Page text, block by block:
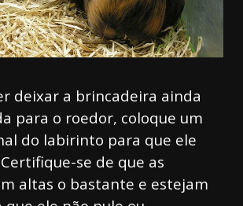
deixar a brincadeira ainda
para o roedor, coloque um
do labirinto para que ele
se de que as
altas o bastante e estejam